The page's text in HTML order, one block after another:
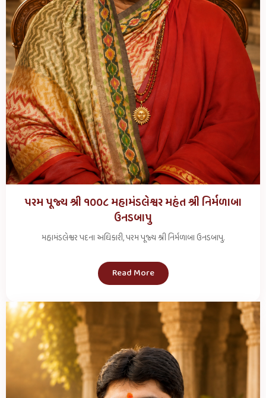
પરમ પૂજ્ય શ્રી ૧૦૦૮ મહામંડલેશ્વર મહંત શ્રી નિર્મળાબા
ઉનડબાપુ
મહામંડલેશ્વર પદના અધિકારી, પરમ પૂજ્ય શ્રી નિર્મળાબા ઉનડબાપુ.
Read More